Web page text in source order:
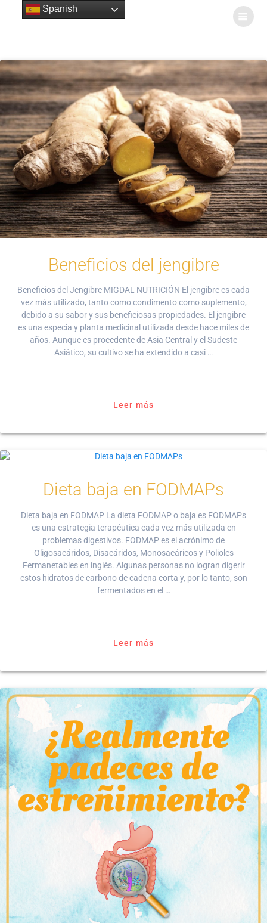
Beneficios del jengibre
Beneficios del Jengibre MIGDAL NUTRICIÓN El jengibre es cada
vez más utilizado, tanto como condimento como suplemento,
debido a su sabor y sus beneficiosas propiedades. El jengibre
es una especia y planta medicinal utilizada desde hace miles de
años. Aunque es procedente de Asia Central y el Sudeste
Asiático, su cultivo se ha extendido a casi …
Leer más
Dieta baja en FODMAPs
Dieta baja en FODMAP La dieta FODMAP o baja es FODMAPs
es una estrategia terapéutica cada vez más utilizada en
problemas digestivos. FODMAP es el acrónimo de
Oligosacáridos, Disacáridos, Monosacáricos y Polioles
Fermanetables en inglés. Algunas personas no logran digerir
estos hidratos de carbono de cadena corta y, por lo tanto, son
fermentados en el …
Leer más
Spanish